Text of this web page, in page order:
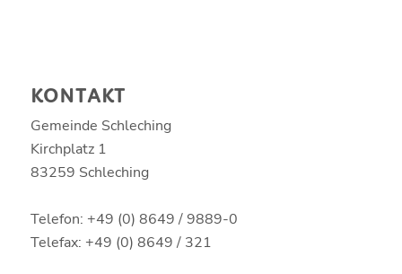
KONTAKT
Gemeinde Schleching
Kirchplatz 1
83259 Schleching
Telefon: +49 (0) 8649 / 9889-0
Telefax: +49 (0) 8649 / 321